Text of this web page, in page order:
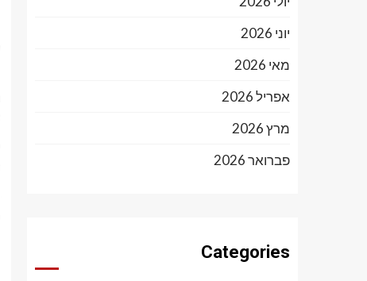
יוני 2026
מאי 2026
אפריל 2026
מרץ 2026
פברואר 2026
Categories